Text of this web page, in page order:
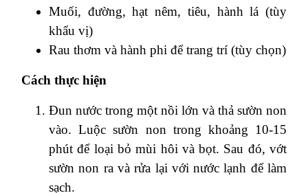
Muối, đường, hạt nêm, tiêu, hành lá (tùy
khẩu vị)
Rau thơm và hành phi để trang trí (tùy chọn)
Cách thực hiện
Đun nước trong một nồi lớn và thả sườn non
vào. Luộc sườn non trong khoảng 10-15
phút để loại bỏ mùi hôi và bọt. Sau đó, vớt
sườn non ra và rửa lại với nước lạnh để làm
sạch.